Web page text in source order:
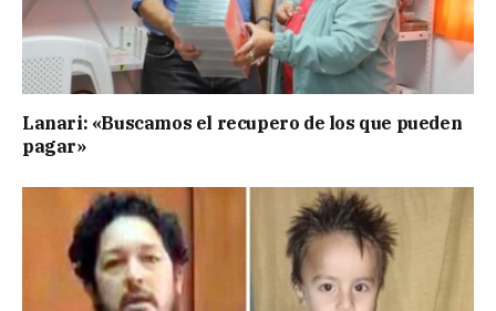
Lanari: «Buscamos el recupero de los que pueden
pagar»